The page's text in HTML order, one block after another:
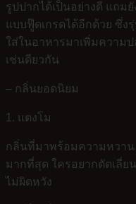
รูปปากได้เป็นอย่างดี แถม
แบบฟู๊ดเกรดได้อีกด้วย ซึ่ง
ใส่ในอาหารมาเพิ่มความ
เช่นดียวกัน
– กลิ่นยอดนิยม
1. แตงโม
กลิ่นที่มาพร้อมความหวาน
มากที่สุด ใครอยากตัดเลี่ย
ไม่ผิดหวัง